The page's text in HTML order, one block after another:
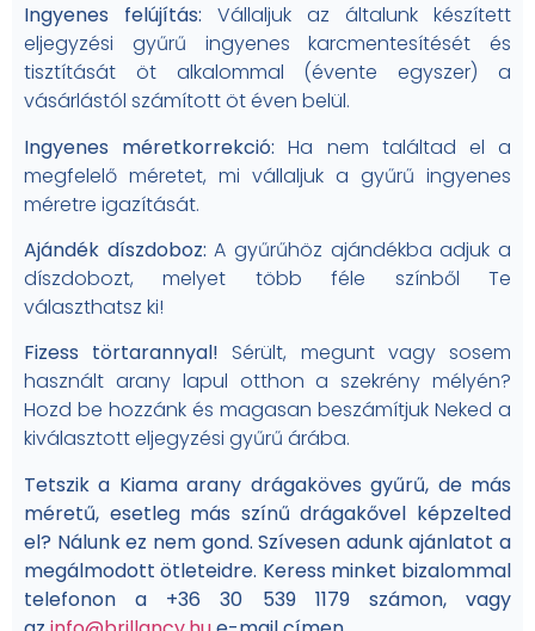
Ingyenes felújítás: Vállaljuk az általunk készített
eljegyzési gyűrű ingyenes karcmentesítését és
tisztítását öt alkalommal (évente egyszer) a
vásárlástól számított öt éven belül.
Ingyenes méretkorrekció:Ha nem találtad el a
megfelelő méretet, mi vállaljuk a gyűrű ingyenes
méretre igazítását.
Ajándék díszdoboz:A gyűrűhöz ajándékba adjuk a
díszdobozt, melyet több féle színből Te
választhatsz ki!
Fizess törtarannyal! Sérült, megunt vagy sosem
használt arany lapul otthon a szekrény mélyén?
Hozd be hozzánk és magasan beszámítjuk Neked a
kiválasztott eljegyzési gyűrű árába.
Tetszik a Kiama arany drágaköves gyűrű, de más
méretű, esetleg más színű drágakővel képzelted
el? Nálunk ez nem gond. Szívesen adunk ajánlatot a
megálmodott ötleteidre. Keress minket bizalommal
telefonon a +36 30 539 1179 számon, vagy